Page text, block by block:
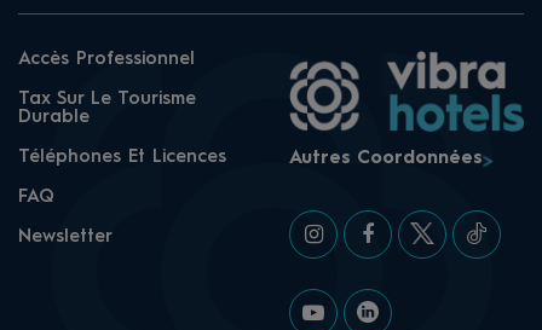
Accès Professionnel
Tax Sur Le Tourisme
Durable
Téléphones Et Licences
FAQ
Newsletter
Autres Coordonnées